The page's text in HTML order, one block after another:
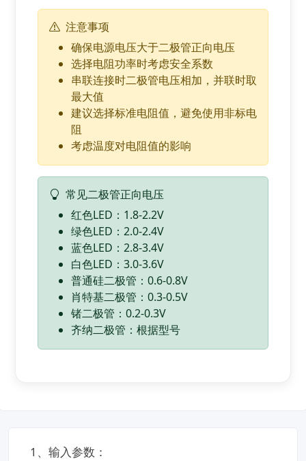
注意事项
确保电源电压大于二极管正向电压
选择电阻功率时考虑安全系数
串联连接时二极管电压相加，并联时取
最大值
建议选择标准电阻值，避免使用非标电
阻
考虑温度对电阻值的影响
常见二极管正向电压
红色LED：1.8-2.2V
绿色LED：2.0-2.4V
蓝色LED：2.8-3.4V
白色LED：3.0-3.6V
普通硅二极管：0.6-0.8V
肖特基二极管：0.3-0.5V
锗二极管：0.2-0.3V
齐纳二极管：根据型号
1、​输入参数​：